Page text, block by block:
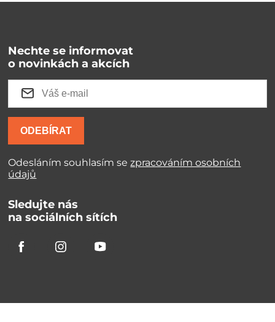
Nechte se informovat
o novinkách a akcích
ODEBÍRAT
Odesláním souhlasím sezpracováním osobních
údajů
Sledujte nás
na sociálních sítích